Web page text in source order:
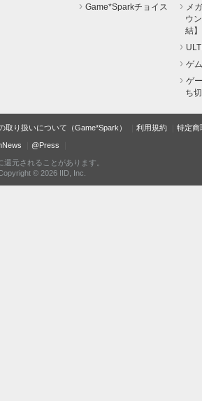
Game*Sparkチョイス
メ
ウ
結】
ゲ
ゲ
ち
取り扱いについて（Game*Spark） 利用規約 特定商
@Press
元されることがあります。
© 2026 IID, Inc.